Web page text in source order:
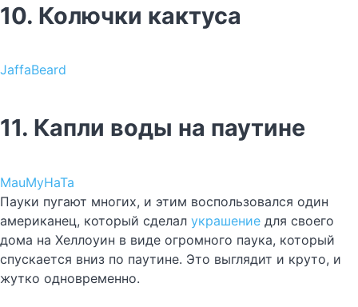
10. Колючки кактуса
JaffaBeard
11. Капли воды на паутине
MauMyHaTa
Пауки пугают многих, и этим воспользовался один
американец, который сделал украшение для своего
дома на Хеллоуин в виде огромного паука, который
спускается вниз по паутине. Это выглядит и круто, и
жутко одновременно.